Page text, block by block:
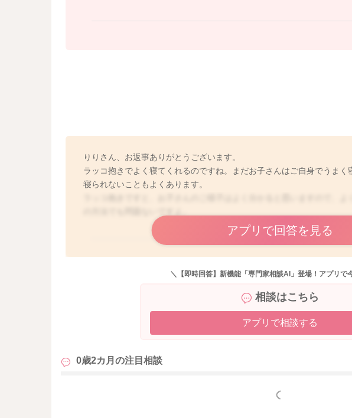
りりさん、お返事ありがとうございます。
ラッコ抱きでよく寝てくれるのですね。まだお子さんはご自身でうまく
寝られないこともよくあります。
アプリで回答を見る
＼【即時回答】新機能「専門家相談AI」登場！アプリで
相談はこちら
アプリで相談する
0歳2カ月の注目相談
もっと見る